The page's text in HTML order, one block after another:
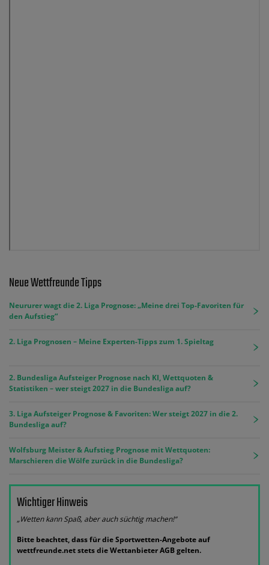
Neue Wettfreunde Tipps
Neururer wagt die 2. Liga Prognose: „Meine drei Top-Favoriten für
den Aufstieg“
2. Liga Prognosen – Meine Experten-Tipps zum 1. Spieltag
2. Bundesliga Aufsteiger Prognose nach KI, Wettquoten &
Statistiken – wer steigt 2027 in die Bundesliga auf?
3. Liga Aufsteiger Prognose & Favoriten: Wer steigt 2027 in die 2.
Bundesliga auf?
Wolfsburg Meister & Aufstieg Prognose mit Wettquoten:
Marschieren die Wölfe zurück in die Bundesliga?
Wichtiger Hinweis
„Wetten kann Spaß, aber auch süchtig machen!“
Bitte beachtet, dass für die Sportwetten-Angebote auf
wettfreunde.net stets die Wettanbieter AGB gelten.